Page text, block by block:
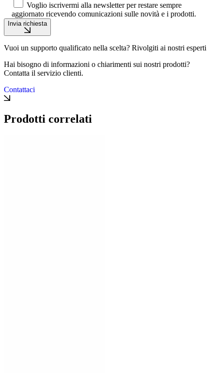
Voglio iscrivermi alla newsletter per restare sempre
aggiornato ricevendo comunicazioni sulle novità e i prodotti.
Invia richiesta
Vuoi un supporto qualificato nella scelta? Rivolgiti ai nostri esperti
Hai bisogno di informazioni o chiarimenti sui nostri prodotti?
Contatta il servizio clienti.
Contattaci
Prodotti correlati